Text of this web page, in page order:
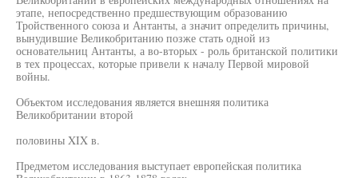
этапе, непосредственно предшествующим образованию
Тройственного союза и Антанты, а значит определить причины,
вынудившие Великобританию позже стать одной из
основательниц Антанты, а во-вторых - роль британской политики
в тех процессах, которые привели к началу Первой мировой
войны.
Объектом исследования является внешняя политика
Великобритании второй
половины XIX в.
Предметом исследования выступает европейская политика